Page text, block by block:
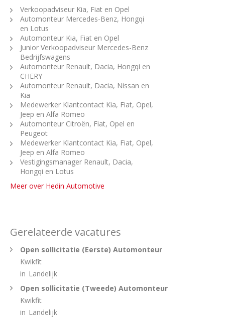
Verkoopadviseur Kia, Fiat en Opel
Automonteur Mercedes-Benz, Hongqi
en Lotus
Automonteur Kia, Fiat en Opel
Junior Verkoopadviseur Mercedes-Benz
Bedrijfswagens
Automonteur Renault, Dacia, Hongqi en
CHERY
Automonteur Renault, Dacia, Nissan en
Kia
Medewerker Klantcontact Kia, Fiat, Opel,
Jeep en Alfa Romeo
Automonteur Citroën, Fiat, Opel en
Peugeot
Medewerker Klantcontact Kia, Fiat, Opel,
Jeep en Alfa Romeo
Vestigingsmanager Renault, Dacia,
Hongqi en Lotus
Meer over Hedin Automotive
Gerelateerde vacatures
Open sollicitatie (Eerste) Automonteur
Kwikfit
in Landelijk
Open sollicitatie (Tweede) Automonteur
Kwikfit
in Landelijk